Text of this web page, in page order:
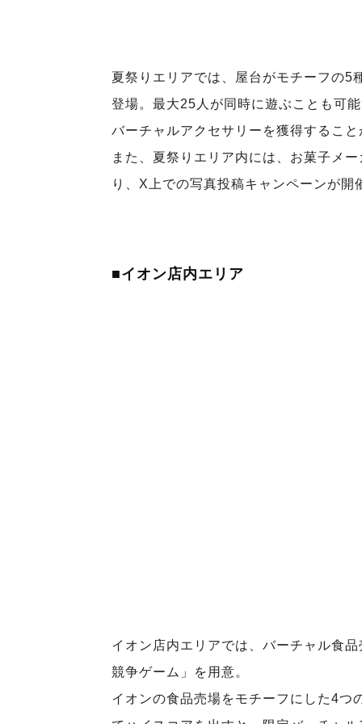
夏祭りエリアでは、屋台がモチーフの5
登場。最大25人が同時に遊ぶことも可
バーチャルアクセサリーを獲得すること
また、夏祭りエリア内には、お菓子メ
り、X上での写真投稿キャンペーンが開
■イオン店内エリア
イオン店内エリアでは、バーチャル食
競争ゲーム」を用意。
イオンの食品売場をモチーフにした4つ